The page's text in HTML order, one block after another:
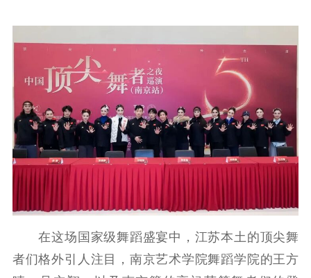
在这场国家级舞蹈盛宴中，江苏本土的顶尖舞
者们格外引人注目，南京艺术学院舞蹈学院的王方